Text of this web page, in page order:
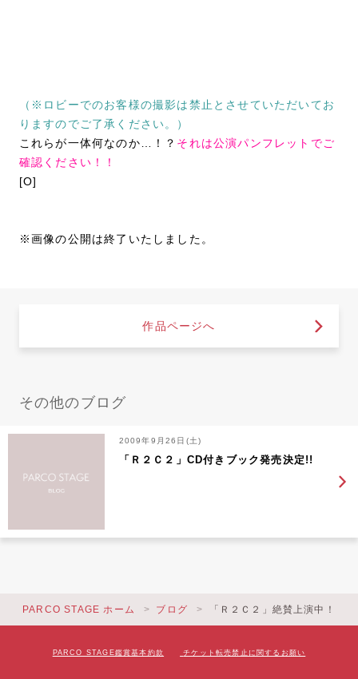
（※ロビーでのお客様の撮影は禁止とさせていただいてお
りますのでご了承ください。）
これらが一体何なのか…！？ それは公演パンフレットでご
確認ください！！
[O]
※画像の公開は終了いたしました。
作品ページへ
その他のブログ
2009年9月26日(土)
「Ｒ２Ｃ２」CD付きブック発売決定!!
PARCO STAGE ホーム ブログ 「Ｒ２Ｃ２」絶賛上演中！
PARCO STAGE鑑賞基本約款 チケット転売禁止に関するお願い